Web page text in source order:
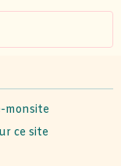
monsite
ce site